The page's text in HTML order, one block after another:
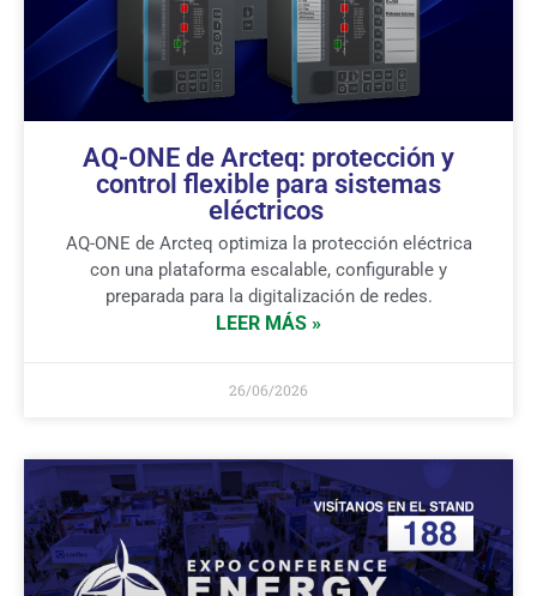
AQ-ONE de Arcteq: protección y
control flexible para sistemas
eléctricos
AQ-ONE de Arcteq optimiza la protección eléctrica
con una plataforma escalable, configurable y
preparada para la digitalización de redes.
LEER MÁS »
26/06/2026